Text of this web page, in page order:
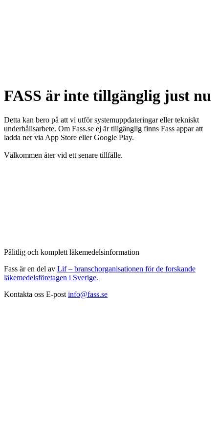
FASS är inte tillgänglig just nu
Detta kan bero på att vi utför systemuppdateringar eller tekniskt
underhållsarbete. Om Fass.se ej är tillgänglig finns Fass appar att
ladda ner via App Store eller Google Play.
Välkommen åter vid ett senare tillfälle.
Pålitlig och komplett läkemedelsinformation
Fass är en del av Lif – branschorganisationen för de forskande
läkemedelsföretagen i Sverige.
Kontakta oss E-post info@fass.se